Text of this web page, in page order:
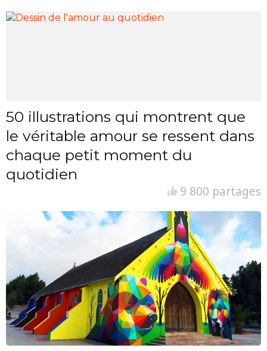
50 illustrations qui montrent que
le véritable amour se ressent dans
chaque petit moment du
quotidien
9 800 partages